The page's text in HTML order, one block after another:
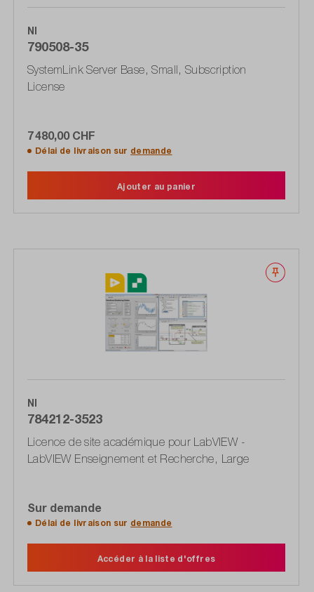
NI
790508-35
SystemLink Server Base, Small, Subscription
License
7 480,00 CHF
Délai de livraison sur demande
Ajouter au panier
Noter
NI
784212-3523
Licence de site académique pour LabVIEW -
LabVIEW Enseignement et Recherche, Large
Sur demande
Délai de livraison sur demande
Accéder à la liste d'offres